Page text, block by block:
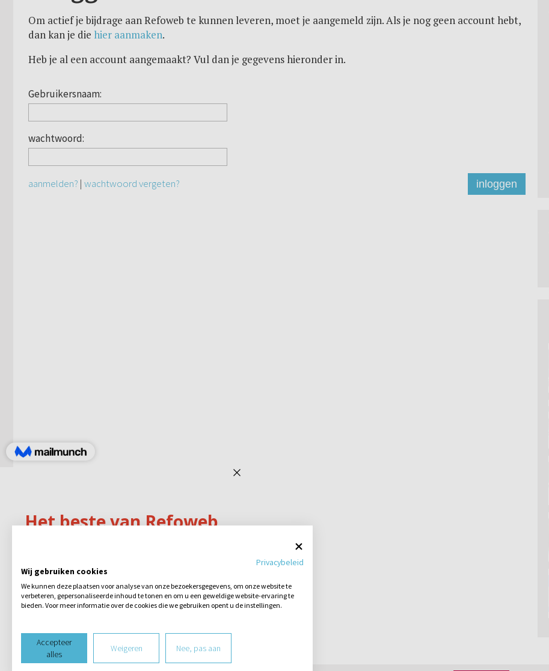
Om actief je bijdrage aan Refoweb te kunnen leveren, moet je aangemeld zijn. Als je nog geen account hebt,
dan kan je die hier aanmaken.
Heb je al een account aangemaakt? Vul dan je gegevens hieronder in.
Gebruikersnaam:
wachtwoord:
aanmelden? | wachtwoord vergeten? inloggen
Privacybeleid
Wij gebruiken cookies
We kunnen deze plaatsen voor analyse van onze bezoekersgegevens, om onze website te
verbeteren, gepersonaliseerde inhoud te tonen en om u een geweldige website-ervaring te
bieden. Voor meer informatie over de cookies die we gebruiken opent u de instellingen.
Accepteer
alles
Weigeren Nee, pas aan